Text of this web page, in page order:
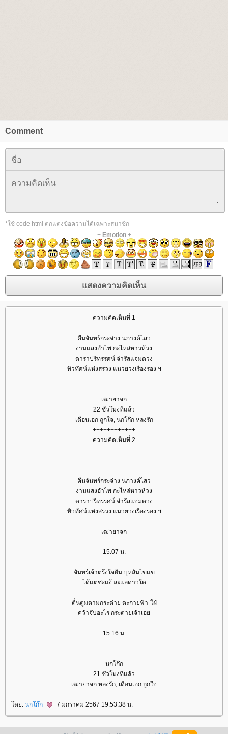
Comment
*ใช้ code html ตกแต่งข้อความได้เฉพาะสมาชิก
+ Emotion+
ความคิดเห็นที่ 1
คืนจันทร์กระจ่าง นภางค์ไสว
งามแสงอำไพ กะไหล่หาวห้วง
ดาราปริทรรศน์ จำรัสแจ่มดวง
ทิวทัศน์แห่งสรวง แนวยวงเรืองรอง ฯ
เฒ่ายาจก
22 ชั่วโมงที่แล้ว
เดือนเอก ถูกใจ, นกโก๊ก หลงรัก
++++++++++++
ความคิดเห็นที่ 2
คืนจันทร์กระจ่าง นภางค์ไสว
งามแสงอำไพ กะไหล่หาวห้วง
ดาราปริทรรศน์ จำรัสแจ่มดวง
ทิวทัศน์แห่งสรวง แนวยวงเรืองรอง ฯ
.
เฒ่ายาจก
15.07 น.
.
จันทร์เจ้าตรึงใจฝัน บุหลันไขแข
ได้แต่ชะแง้ ละแลดาวใด
ตื่นตูมตามกระต่าย ตะกายฟ้า-ใฝ่
คว้าจับอะไร กระต่ายเจ้าเอ
.
15.16 น.
นกโก๊ก
21 ชั่วโมงที่แล้ว
เฒ่ายาจก หลงรัก, เดือนเอก ถูกใจ
ดย: นกโก๊ก 7 มกราคม 2567 19:53:38 น.